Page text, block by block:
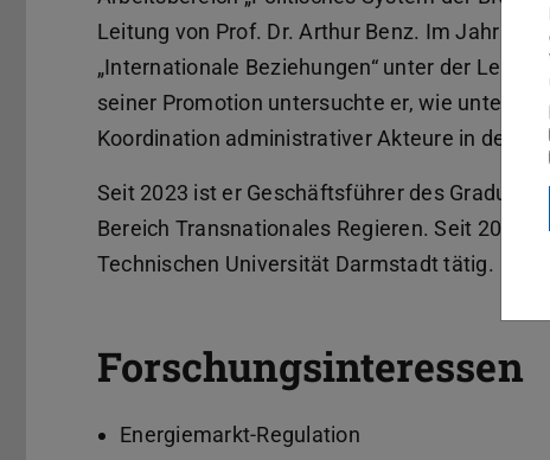
Leitung von Prof. Dr. Arthur Benz. Im Jahr
„Internationale Beziehungen“ unter der
seiner Promotion untersuchte er, wie
Koordination administrativer Akteure in der
Seit 2023 ist er Geschäftsführer des
Bereich Transnationales Regieren. Seit 2025
Technischen Universität Darmstadt tätig.
Forschungsinteressen
Energiemarkt-Regulation